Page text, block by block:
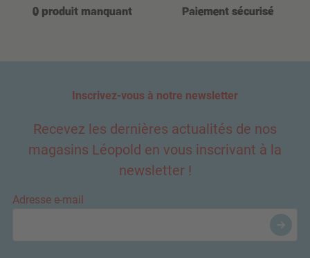
0 produit manquant Paiement sécurisé
Inscrivez-vous à notre newsletter
Recevez les dernières actualités de nos
magasins Léopold en vous inscrivant à la
newsletter !
Adresse e-mail